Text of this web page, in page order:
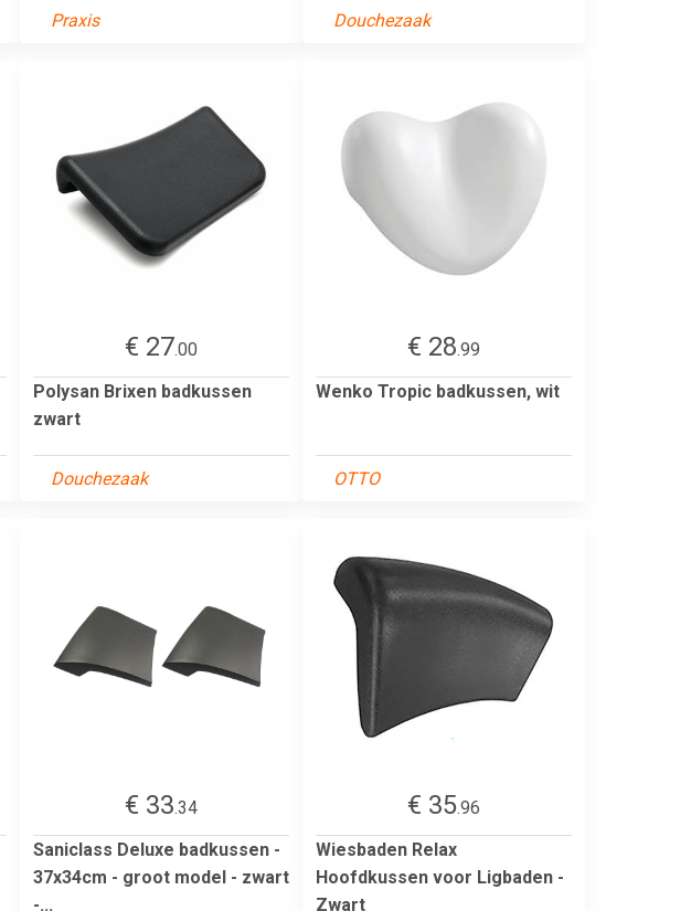
Praxis
Douchezaak
€ 27.00
Polysan Brixen badkussen
zwart
Douchezaak
€ 28.99
Wenko Tropic badkussen, wit
OTTO
€ 33.34
Saniclass Deluxe badkussen -
37x34cm - groot model - zwart
-...
€ 35.96
Wiesbaden Relax
Hoofdkussen voor Ligbaden -
Zwart